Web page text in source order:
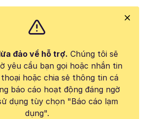
đảo về hỗ trợ. Chúng tôi sẽ
yêu cầu bạn gọi hoặc nhắn tin
hoặc chia sẻ thông tin cá
báo cáo hoạt động đáng ngờ
dụng tùy chọn "Báo cáo lạm
dụng".